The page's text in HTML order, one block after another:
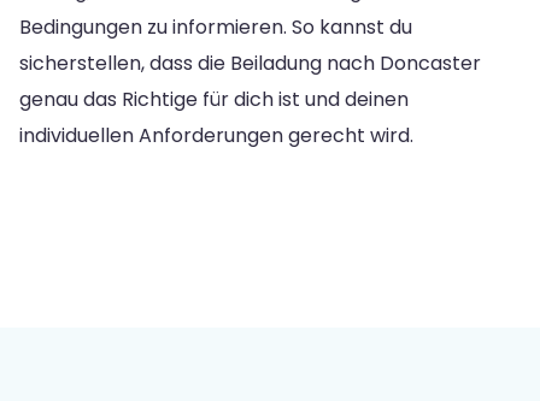
Bedingungen zu informieren. So kannst du
sicherstellen, dass die Beiladung nach Doncaster
genau das Richtige für dich ist und deinen
individuellen Anforderungen gerecht wird.